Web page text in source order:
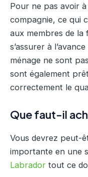
Pour ne pas avoir
compagnie, ce qui
aux membres de la
s’assurer à
ménage ne sont
sont également
correctement le
Que faut-il
Vous devrez peut-
importante en une
Labrador tout ce